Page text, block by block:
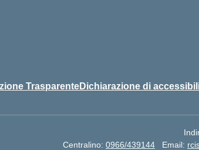
TrasparenteDichiarazione di
Centralino: 0966/439144 Email: